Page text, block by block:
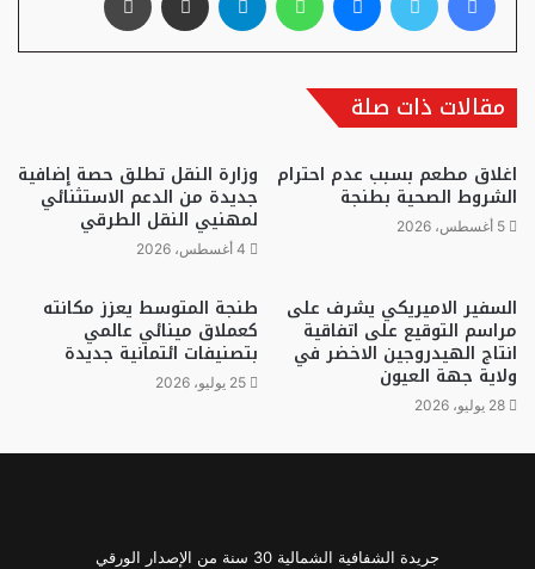
مقالات ذات صلة
اغلاق مطعم بسبب عدم احترام
الشروط الصحية بطنجة
5 أغسطس، 2026
وزارة النقل تطلق حصة إضافية
جديدة من الدعم الاستثنائي
لمهنيي النقل الطرقي
4 أغسطس، 2026
السفير الاميريكي يشرف على
مراسم التوقيع على اتفاقية
انتاج الهيدروجين الاخضر في
ولاية جهة العيون
28 يوليو، 2026
طنجة المتوسط يعزز مكانته
كعملاق مينائي عالمي
بتصنيفات ائتمانية جديدة
25 يوليو، 2026
جريدة الشفافية الشمالية 30 سنة من الإصدار الورقي